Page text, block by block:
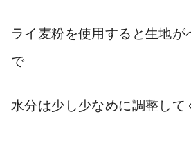
ライ麦粉を使用すると生地
で
水分は少し少なめに調整して